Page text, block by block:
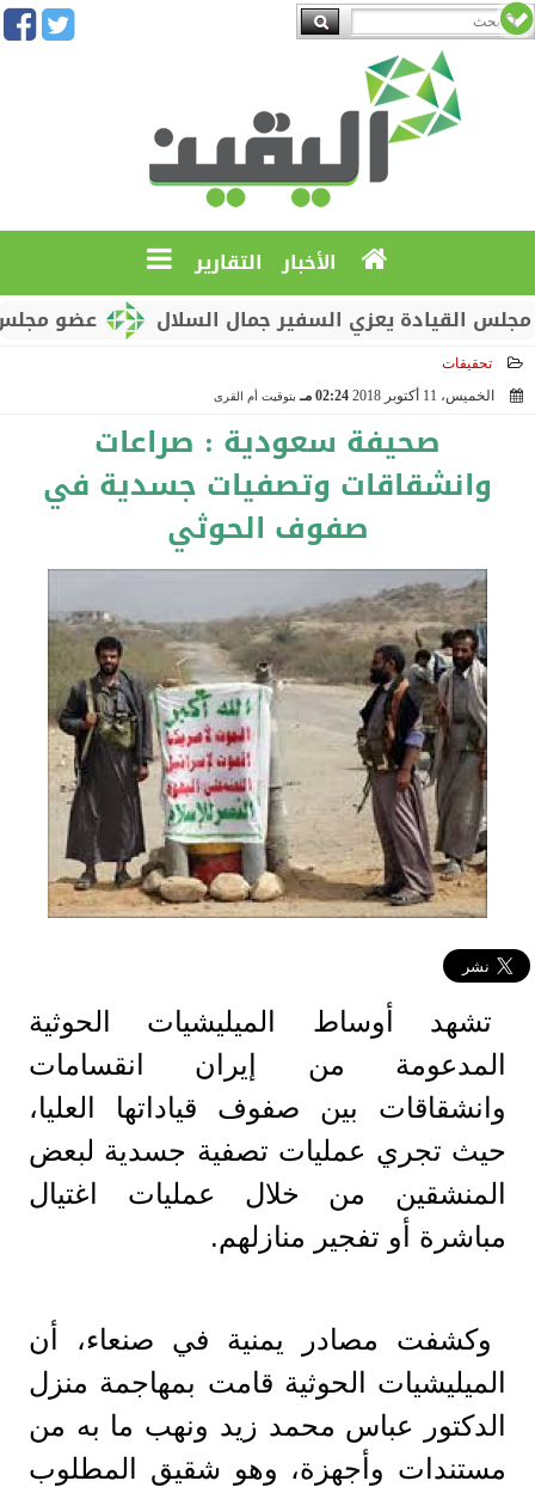
الأخبار التقارير
عضو مجلس
يعزي السفير جمال السلال
تحقيقات
الخميس، 11 أكتوبر 2018
02:24 مـ بتوقيت أم القرى
صحيفة سعودية : صراعات
وانشقاقات وتصفيات جسدية في
صفوف الحوثي
تشهد أوساط الميليشيات الحوثية
المدعومة من إيران انقسامات
وانشقاقات بين صفوف قياداتها العليا،
حيث تجري عمليات تصفية جسدية لبعض
المنشقين من خلال عمليات اغتيال
مباشرة أو تفجير منازلهم.
وكشفت مصادر يمنية في صنعاء، أن
الميليشيات الحوثية قامت بمهاجمة منزل
الدكتور عباس محمد زيد ونهب ما به من
مستندات وأجهزة، وهو شقيق المطلوب